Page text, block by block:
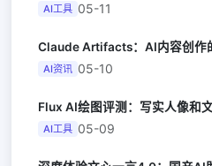
AI工具 05-11
AI资讯 05-10
AI工具 05-09